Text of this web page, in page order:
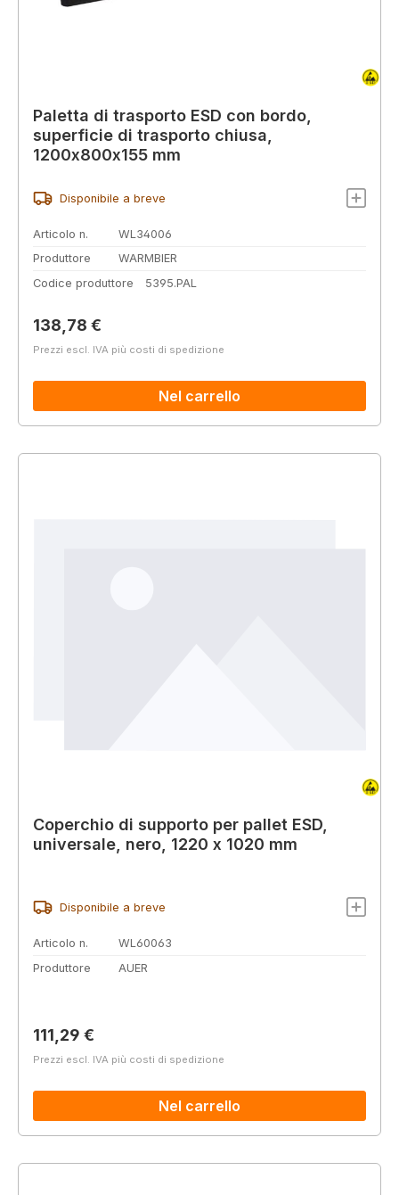
Paletta di trasporto ESD con bordo,
superficie di trasporto chiusa,
1200x800x155 mm
Disponibile a breve
Articolo n.
WL34006
Produttore
WARMBIER
Codice produttore
5395.PAL
Prezzo normale:
138,78 €
Prezzi escl. IVA più costi di spedizione
Nel carrello
Coperchio di supporto per pallet ESD,
universale, nero, 1220 x 1020 mm
Disponibile a breve
Articolo n.
WL60063
Produttore
AUER
Prezzo normale:
111,29 €
Prezzi escl. IVA più costi di spedizione
Nel carrello